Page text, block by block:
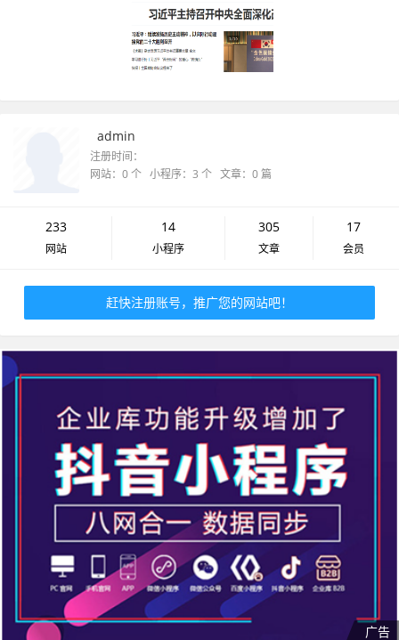
admin
注册时间：
网站：0 个 小程序：3 个 文章：0 篇
233
网站
14
小程序
305
文章
17
会员
赶快注册账号，推广您的网站吧！